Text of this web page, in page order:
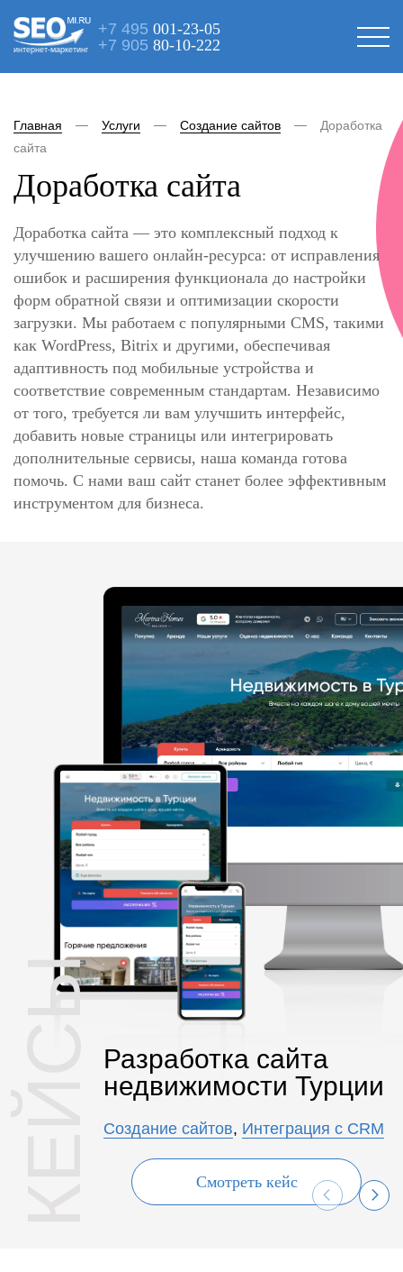
интернет-маркетинг
+7 495 001-23-05
+7 905 80-10-222
Главная Услуги Создание сайтов
Доработка
сайта
Доработка сайта
Доработка сайта — это комплексный подход к
улучшению вашего онлайн‑ресурса: от исправления
ошибок и расширения функционала до настройки
форм обратной связи и оптимизации скорости
загрузки. Мы работаем с популярными CMS, такими
как WordPress, Bitrix и другими, обеспечивая
адаптивность под мобильные устройства и
соответствие современным стандартам. Независимо
от того, требуется ли вам улучшить интерфейс,
добавить новые страницы или интегрировать
дополнительные сервисы, наша команда готова
помочь. С нами ваш сайт станет более эффективным
инструментом для бизнеса.
Разработка сайта
недвижимости Турции
Создание сайтов, Интеграция с CRM
Смотреть кейс